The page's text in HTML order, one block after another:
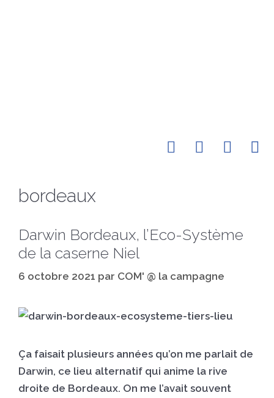
bordeaux
Darwin Bordeaux, l’Eco-Système
de la caserne Niel
6 octobre 2021 par COM' @ la campagne
Ça faisait plusieurs années qu’on me parlait de
Darwin, ce lieu alternatif qui anime la rive
droite de Bordeaux. On me l’avait souvent